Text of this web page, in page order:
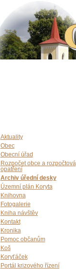
Aktuality
Obec
Obecní úřad
Rozpočet obce a rozpočtová
opatření
Archiv úřední desky
Územní plán Koryta
Knihovna
Fotogalerie
Kniha návštěv
Kontakt
Kronika
Pomoc občanům
Koš
Koryťáček
Portál krizového řízení